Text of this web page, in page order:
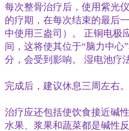
每次整骨治疗后，使用紫光
的疗期，在每次结束的最后
中使用三盎司）。
正铜电极
间，这将使其位于“脑力中心
分，会受到影响。
湿电池疗
完成后，建议休息三周左右。
治疗应还包括使饮食接近碱
水果、浆果和蔬菜都是碱性